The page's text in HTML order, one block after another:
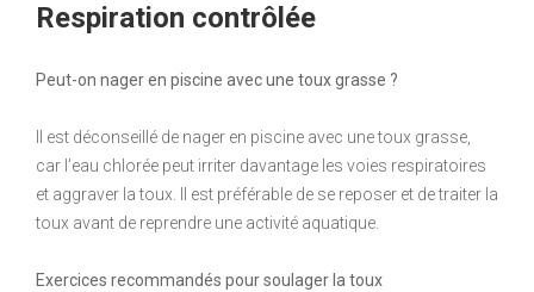
Respiration contrôlée
Peut-on nager en piscine avec une toux grasse ?
Il est déconseillé de nager en piscine avec une toux grasse,
car l’eau chlorée peut irriter davantage les voies respiratoires
et aggraver la toux. Il est préférable de se reposer et de traiter la
toux avant de reprendre une activité aquatique.
Exercices recommandés pour soulager la toux